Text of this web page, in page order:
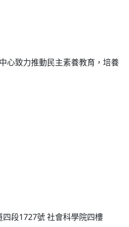
心致力推動民主素養教育，培養
段1727號 社會科學院四樓